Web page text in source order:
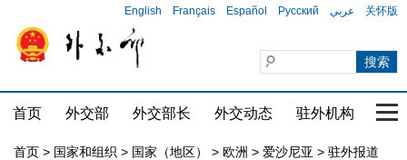
English Français Español Русский عربي 关怀版
首页 外交部 外交部长 外交动态 驻外机构 国
首页 > 国家和组织 > 国家（地区） > 欧洲 > 爱沙尼亚 > 驻外报道